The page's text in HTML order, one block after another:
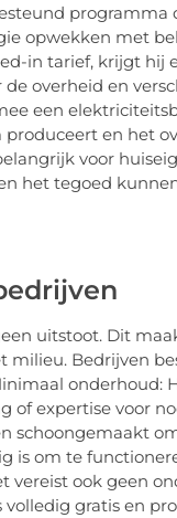
programma
opwekken met
in tarief, krijgt hij
overheid en
een
en het
voor
het tegoed
uitstoot. Dit
Bedrijven
onderhoud:
expertise voor
schoongemaakt
is om te
vereist ook geen
gratis en